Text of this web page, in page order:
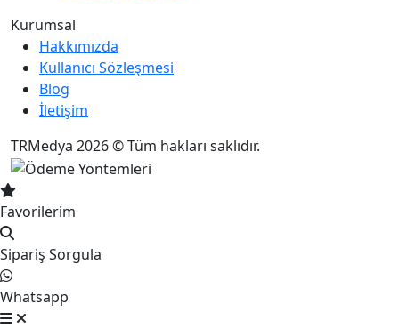
Kurumsal
Hakkımızda
Kullanıcı Sözleşmesi
Blog
İletişim
TRMedya 2026 © Tüm hakları saklıdır.
Favorilerim
Sipariş Sorgula
Whatsapp